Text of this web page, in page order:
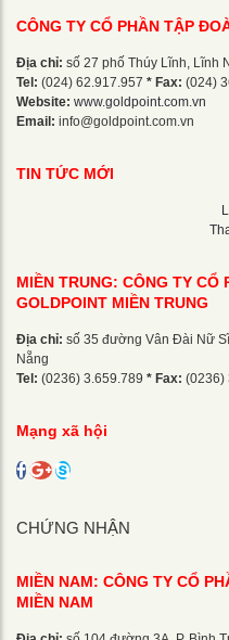
CÔNG TY CỔ PHẦN TẬP
Địa chỉ: số 27 phố Thúy Lĩnh, Lĩnh
Tel: (024) 62.917.957 * Fax: (024)
Website: www.goldpoint.com.vn
Email: info@goldpoint.com.vn
TIN TỨC MỚI
MIỀN TRUNG: CÔNG TY CỔ
GOLDPOINT MIỀN TRUNG
Địa chỉ: số 35 đường Vân Đài Nữ
Nẵng
Tel: (0236) 3.659.789 * Fax: (0236)
Mạng xã hội
CHỨNG NHẬN
MIỀN NAM: CÔNG TY CỔ
MIỀN NAM